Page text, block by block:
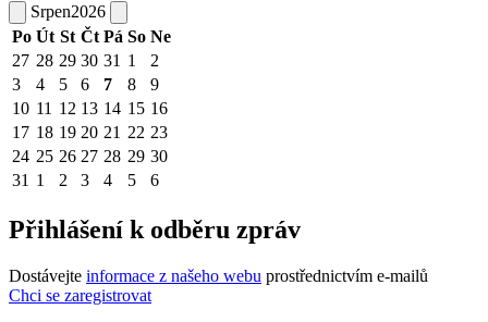
Srpen2026
Po Út St Čt Pá So Ne
27 28 29 30 31 1
2
3
4 5 6 7 8
9
10 11 12 13 14 15 16
17 18 19 20 21 22 23
24 25 26 27 28 29 30
31 1 2 3 4 5 6
Přihlášení k odběru zpráv
Dostávejte informace z našeho webu prostřednictvím e-mailů
Chci se zaregistrovat